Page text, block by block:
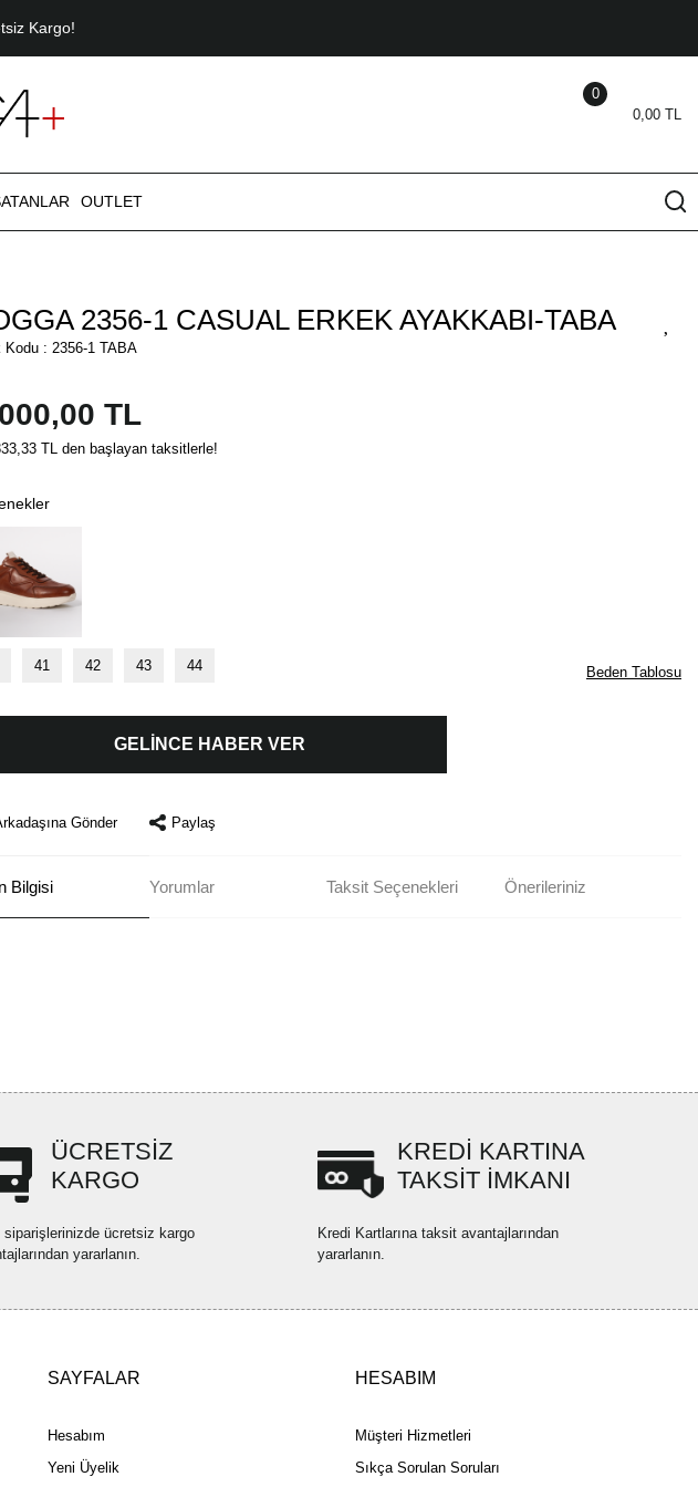
Kargo!
0,00 TL
0
OUTLET
2356-1 CASUAL ERKEK AYAKKABI-TABA
Kodu : 2356-1 TABA
TL
TL den başlayan taksitlerle!
41 42 43 44 Beden Tablosu
GELİNCE HABER VER
Gönder Paylaş
Bilgisi Yorumlar Taksit Seçenekleri Önerileriniz
Ürün bilgilerinde hatalar bulunuyor.
Ürün fiyatı diğer sitelerden daha pahalı.
Bu ürüne benzer farklı alternatifler olmalı.
ÜCRETSİZ
KARGO
siparişlerinizde ücretsiz kargo
yararlanın.
KREDİ KARTINA
TAKSİT İMKANI
Kredi Kartlarına taksit avantajlarından
yararlanın.
SAYFALAR
Hesabım
Yeni Üyelik
HESABIM
Müşteri Hizmetleri
Sıkça Sorulan Soruları